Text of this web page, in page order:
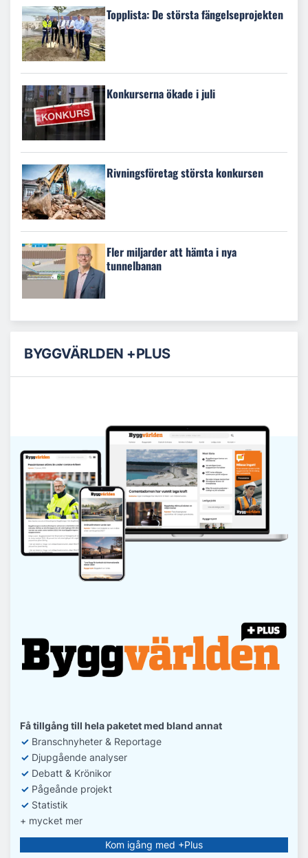
Topplista: De största fängelseprojekten
Konkurserna ökade i juli
Rivningsföretag största konkursen
Fler miljarder att hämta i nya
tunnelbanan
BYGGVÄRLDEN +PLUS
Få tillgång till hela paketet med bland annat
✓ Branschnyheter & Reportage
✓ Djupgående analyser
✓ Debatt & Krönikor
✓ Pågeånde projekt
✓ Statistik
+ mycket mer
Kom igång med +Plus